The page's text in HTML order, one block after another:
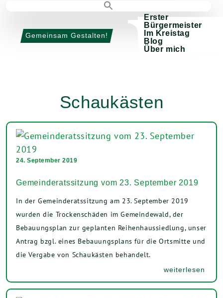
Gemeinsam Gestalten!
Erster
Bürgermeister
Im Kreistag
Blog
Über mich
Schaukästen
24. September 2019
Gemeinderatssitzung vom 23. September 2019
In der Gemeinderatssitzung am 23. September 2019
wurden die Trockenschäden im Gemeindewald, der
Bebauungsplan zur geplanten Reihenhaussiedlung, unser
Antrag bzgl. eines Bebauungsplans für die Ortsmitte und
die Vergabe von Schaukästen behandelt.
weiterlesen